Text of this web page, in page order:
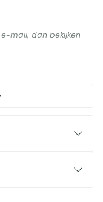
mail, dan bekijken